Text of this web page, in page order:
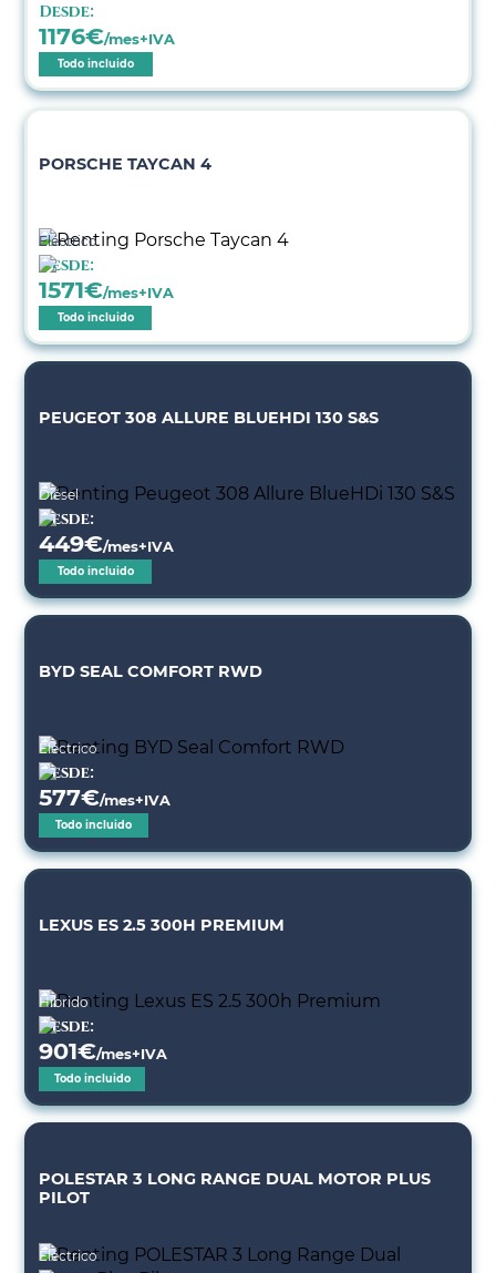
Desde:
1176€/mes+IVA
Todo incluido
PORSCHE TAYCAN 4
Eléctrico
Desde:
1571€/mes+IVA
Todo incluido
PEUGEOT 308 ALLURE BLUEHDI 130 S&S
Diésel
Desde:
449€/mes+IVA
Todo incluido
BYD SEAL COMFORT RWD
Eléctrico
Desde:
577€/mes+IVA
Todo incluido
LEXUS ES 2.5 300H PREMIUM
Híbrido
Desde:
901€/mes+IVA
Todo incluido
POLESTAR 3 LONG RANGE DUAL MOTOR PLUS
PILOT
Eléctrico